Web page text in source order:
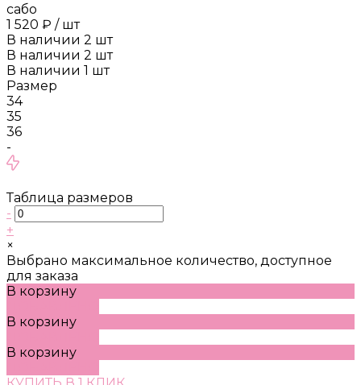
сабо
1 520 ₽ / шт
В наличии 2 шт
В наличии 2 шт
В наличии 1 шт
Размер
34
35
36
-
Таблица размеров
-
+
×
Выбрано максимальное количество, доступное
для заказа
В корзину
В корзину
В корзину